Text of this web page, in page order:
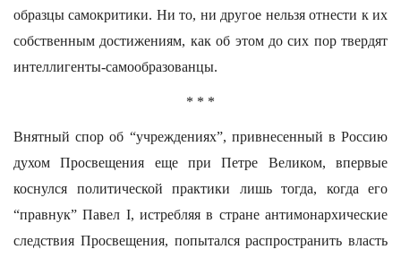
образцы самокритики. Ни то, ни другое нельзя отнести к их
собственным достижениям, как об этом до сих пор твердят
интеллигенты-самообразованцы.
* * *
Внятный спор об “учреждениях”, привнесенный в Россию
духом Просвещения еще при Петре Великом, впервые
коснулся политической практики лишь тогда, когда его
“правнук” Павел I, истребляя в стране антимонархические
следствия Просвещения, попытался распространить власть